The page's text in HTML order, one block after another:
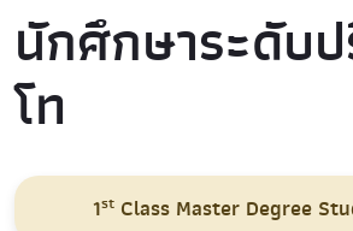
นักศึกษาระดับ
โท
1stClass Master Degree